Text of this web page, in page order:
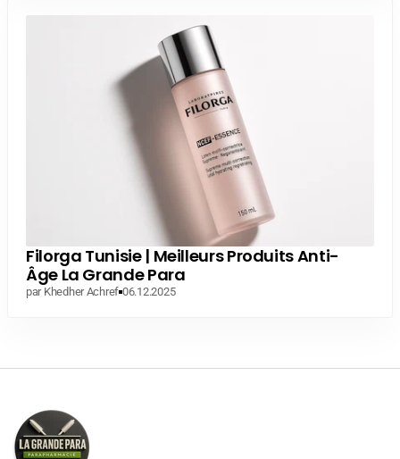
Filorga Tunisie | Meilleurs Produits Anti-
Âge La Grande Para
par Khedher Achref 06.12.2025